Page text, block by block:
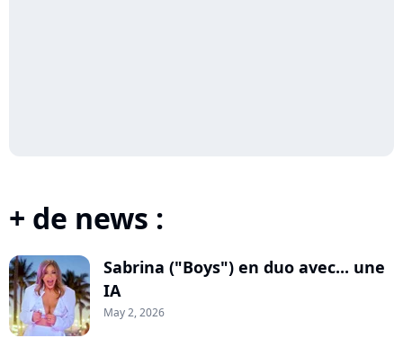
+ de news :
Sabrina ("Boys") en duo avec... une
IA
May 2, 2026